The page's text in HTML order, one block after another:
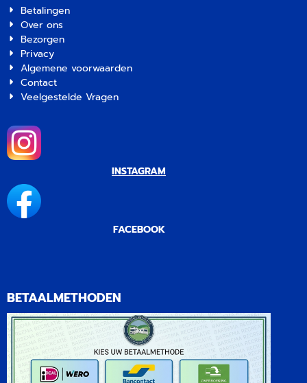
Betalingen
Over ons
Bezorgen
Privacy
Algemene voorwaarden
Contact
Veelgestelde Vragen
INSTAGRAM
FACEBOOK
BETAALMETHODEN